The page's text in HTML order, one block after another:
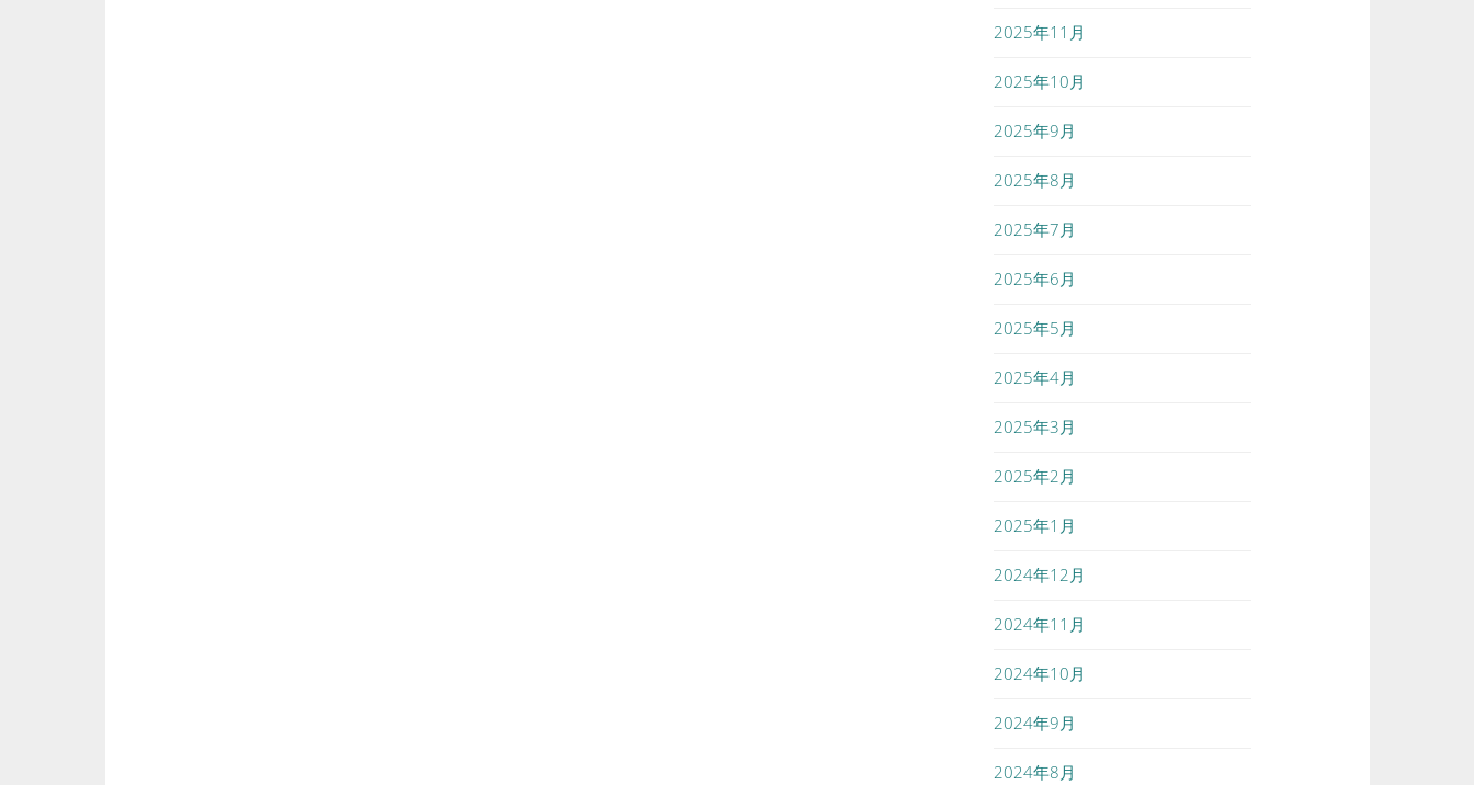
2025年11月
2025年10月
2025年9月
2025年8月
2025年7月
2025年6月
2025年5月
2025年4月
2025年3月
2025年2月
2025年1月
2024年12月
2024年11月
2024年10月
2024年9月
2024年8月